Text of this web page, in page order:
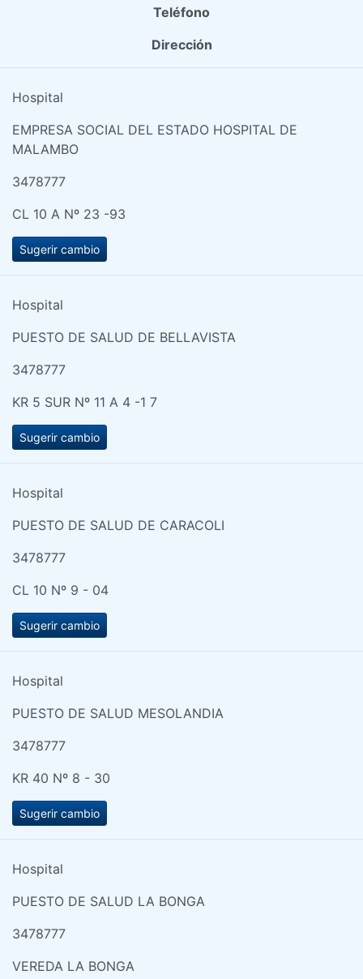
Teléfono
Dirección
Hospital
EMPRESA SOCIAL DEL ESTADO HOSPITAL DE
MALAMBO
3478777
CL 10 A Nº 23 -93
Sugerir cambio
Hospital
PUESTO DE SALUD DE BELLAVISTA
3478777
KR 5 SUR Nº 11 A 4 -1 7
Sugerir cambio
Hospital
PUESTO DE SALUD DE CARACOLI
3478777
CL 10 Nº 9 - 04
Sugerir cambio
Hospital
PUESTO DE SALUD MESOLANDIA
3478777
KR 40 Nº 8 - 30
Sugerir cambio
Hospital
PUESTO DE SALUD LA BONGA
3478777
VEREDA LA BONGA